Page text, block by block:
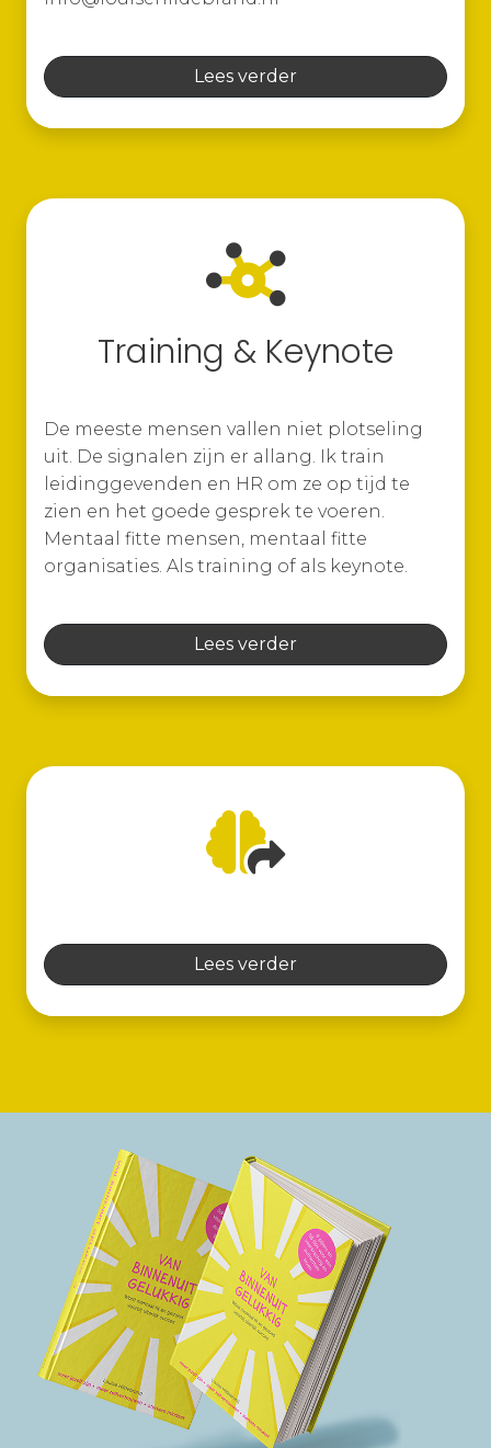
Lees verder
Training & Keynote
De meeste mensen vallen niet plotseling
uit. De signalen zijn er allang. Ik train
leidinggevenden en HR om ze op tijd te
zien en het goede gesprek te voeren.
Mentaal fitte mensen, mentaal fitte
organisaties. Als training of als keynote.
Lees verder
Lees verder